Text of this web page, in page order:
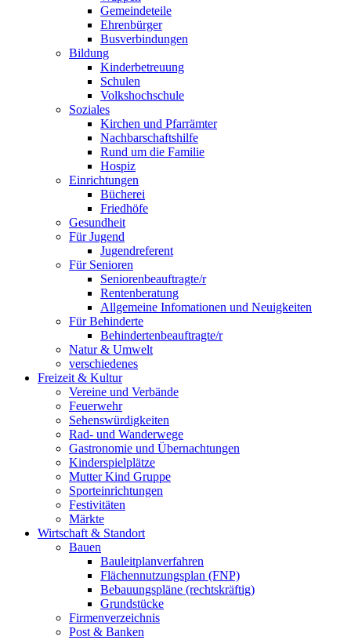
Gemeindeteile
Ehrenbürger
Busverbindungen
Bildung
Kinderbetreuung
Schulen
Volkshochschule
Soziales
Kirchen und Pfarrämter
Nachbarschaftshilfe
Rund um die Familie
Hospiz
Einrichtungen
Bücherei
Friedhöfe
Gesundheit
Für Jugend
Jugendreferent
Für Senioren
Seniorenbeauftragte/r
Rentenberatung
Allgemeine Infomationen und Neuigkeiten
Für Behinderte
Behindertenbeauftragte/r
Natur & Umwelt
verschiedenes
Freizeit & Kultur
Vereine und Verbände
Feuerwehr
Sehenswürdigkeiten
Rad- und Wanderwege
Gastronomie und Übernachtungen
Kinderspielplätze
Mutter Kind Gruppe
Sporteinrichtungen
Festivitäten
Märkte
Wirtschaft & Standort
Bauen
Bauleitplanverfahren
Flächennutzungsplan (FNP)
Bebauungspläne (rechtskräftig)
Grundstücke
Firmenverzeichnis
Post & Banken